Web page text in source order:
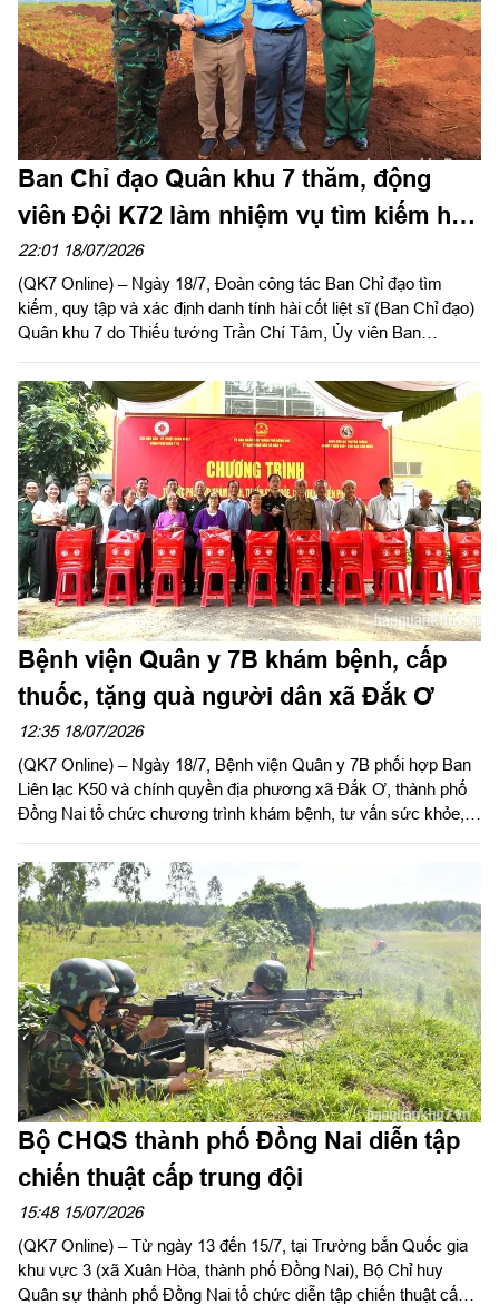
Ban Chỉ đạo Quân khu 7 thăm, động
viên Đội K72 làm nhiệm vụ tìm kiếm hài
cốt liệt sĩ
22:01 18/07/2026
(QK7 Online) – Ngày 18/7, Đoàn công tác Ban Chỉ đạo tìm
kiếm, quy tập và xác định danh tính hài cốt liệt sĩ (Ban Chỉ đạo)
Quân khu 7 do Thiếu tướng Trần Chí Tâm, Ủy viên Ban
đạo Quân khu làm trưởng đoàn đến kiểm tra, thăm, động viên
Đội K72, Bộ CHQS thành phố Đồng Nai đang thực hiện nhiệm
vụ tìm kiếm, quy tập hài cốt liệt sĩ (HCLS) tại xã Minh Đức.
Bệnh viện Quân y 7B khám bệnh, cấp
thuốc, tặng quà người dân xã Đắk Ơ
12:35 18/07/2026
(QK7 Online) – Ngày 18/7, Bệnh viện Quân y 7B phối hợp Ban
Liên lạc K50 và chính quyền địa phương xã Đắk Ơ, thành phố
Đồng Nai tổ chức chương trình khám bệnh, tư vấn sức khỏe,
công với cách mạng, hộ nghèo, người dân có hoàn cảnh khó
khăn trên địa bàn.
Bộ CHQS thành phố Đồng Nai diễn tập
chiến thuật cấp trung đội
15:48 15/07/2026
(QK7 Online) – Từ ngày 13 đến 15/7, tại Trường bắn Quốc gia
khu vực 3 (xã Xuân Hòa, thành phố Đồng Nai), Bộ Chỉ huy
Quân sự thành phố Đồng Nai tổ chức diễn tập chiến thuật cấp